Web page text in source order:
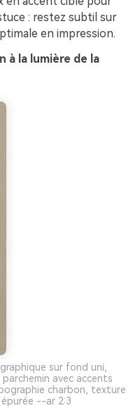
: restez subtil sur
en impression.
à la lumière de la
sur fond uni,
avec accents
charbon, texture
--ar 2:3